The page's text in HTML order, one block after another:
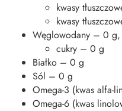
kwasy
kwasy
Węglowodany – 0 g,
cukry – 0 g
Białko – 0 g
Sól – 0 g
Omega-3 (kwas alfa-
Omega-6 (kwas